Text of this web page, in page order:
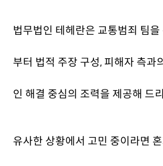
법무법인 테헤란은 교통범죄 팀
부터 법적 주장 구성, 피해자 측과
인 해결 중심의 조력을 제공해 드
유사한 상황에서 고민 중이라면